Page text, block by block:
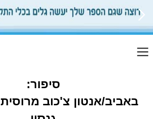
סיפור:
באביב/אנטון צ'כוב מרוסית